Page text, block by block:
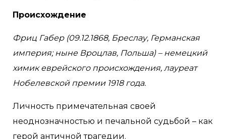
Происхождение
Фриц Габер (09.12.1868, Бреслау, Германская
империя; ныне Вроцлав, Польша) – немецкий
химик еврейского происхождения, лауреат
Нобелевской премии 1918 года.
Личность примечательная своей
неоднозначностью и печальной судьбой – как
герой античной трагедии.